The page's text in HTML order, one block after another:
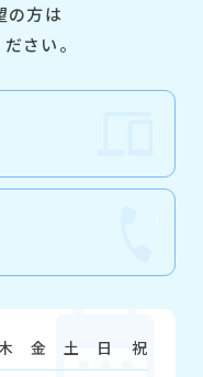
の方は
さい。
金 土 日 祝